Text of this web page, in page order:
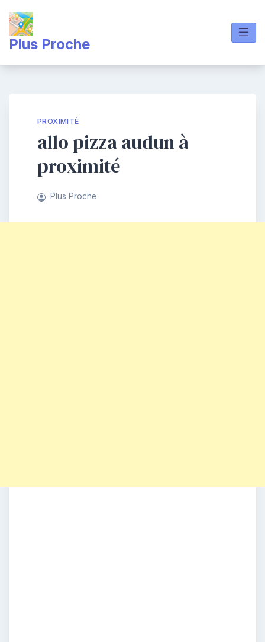
content
Plus Proche
PROXIMITÉ
allo pizza audun à
proximité
Plus Proche